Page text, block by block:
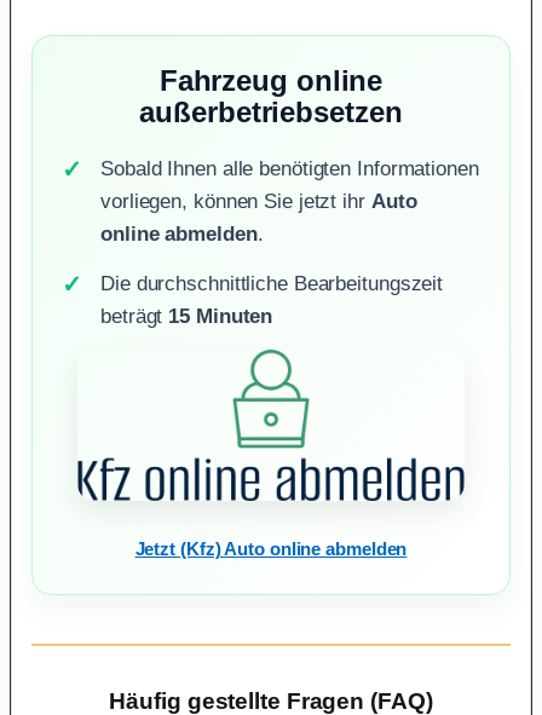
Fahrzeug online
außerbetriebsetzen
Sobald Ihnen alle benötigten Informationen
vorliegen, können Sie jetzt ihr Auto
online abmelden.
Die durchschnittliche Bearbeitungszeit
beträgt 15 Minuten
Jetzt (Kfz) Auto online abmelden
Häufig gestellte Fragen (FAQ)